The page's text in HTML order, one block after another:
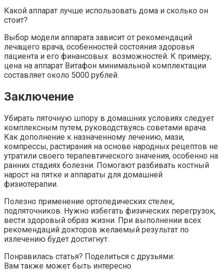
Какой аппарат лучше использовать дома и сколько он
стоит?
Выбор модели аппарата зависит от рекомендаций
лечащего врача, особенностей состояния здоровья
пациента и его финансовых возможностей. К примеру,
цена на аппарат Витафон минимальной комплектации
составляет около 5000 рублей.
Заключение
Убирать пяточную шпору в домашних условиях следует
комплексным путем, руководствуясь советами врача.
Как дополнение к назначенному лечению, мази,
компрессы, растирания на основе народных рецептов не
утратили своего терапевтического значения, особенно на
ранних стадиях болезни. Помогают разбивать костный
нарост на пятке и аппараты для домашней
физиотерапии.
Полезно применение ортопедических стелек,
подпяточников. Нужно избегать физических перегрузок,
вести здоровый образ жизни. При выполнении всех
рекомендаций докторов желаемый результат по
излечению будет достигнут.
Понравилась статья? Поделиться с друзьями:
Вам также может быть интересно